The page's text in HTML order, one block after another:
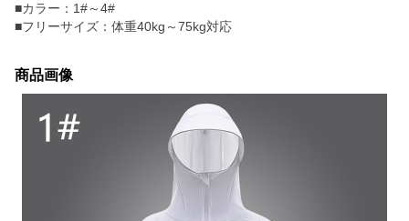
■カラー：1#～4#
■フリーサイズ：体重40kg～75kg対応
商品画像